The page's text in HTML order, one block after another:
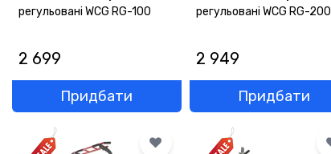
(093) 170-98-23
регульовані WCG RG-100
2 699
Придбати
регульовані WCG RG-200
2 949
Придбати